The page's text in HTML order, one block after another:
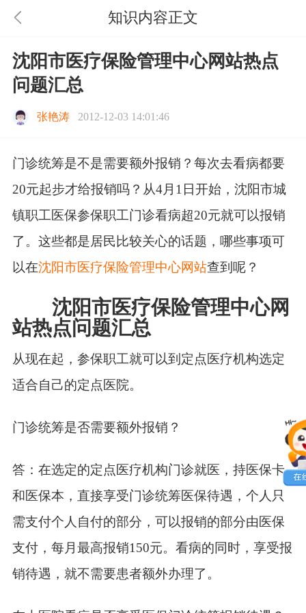
知识内容正文
沈阳市医疗保险管理中心网站热点
问题汇总
张艳涛 2012-12-03 14:01:46
门诊统筹是不是需要额外报销？每次去看病都要
20元起步才给报销吗？从4月1日开始，沈阳市城
镇职工医保参保职工门诊看病超20元就可以报销
了。这些都是居民比较关心的话题，哪些事项可
以在沈阳市医疗保险管理中心网站查到呢？
沈阳市医疗保险管理中心网
站热点问题汇总
从现在起，参保职工就可以到定点医疗机构选定
适合自己的定点医院。
门诊统筹是否需要额外报销？
答：在选定的定点医疗机构门诊就医，持医保卡
和医保本，直接享受门诊统筹医保待遇，个人只
需支付个人自付的部分，可以报销的部分由医保
支付，每月最高报销150元。看病的同时，享受报
销待遇，就不需要患者额外办理了。